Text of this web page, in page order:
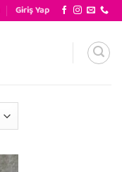
Giriş Yap